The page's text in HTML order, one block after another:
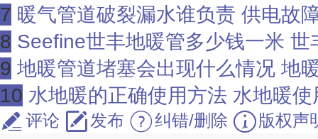
7 暖气管道破裂漏水谁负责 供电故
8 Seefine世丰地暖管多少钱一米
9 地暖管道堵塞会出现什么情况 地
10 水地暖的正确使用方法 水地暖
评论 发布 纠错/删除 版权声